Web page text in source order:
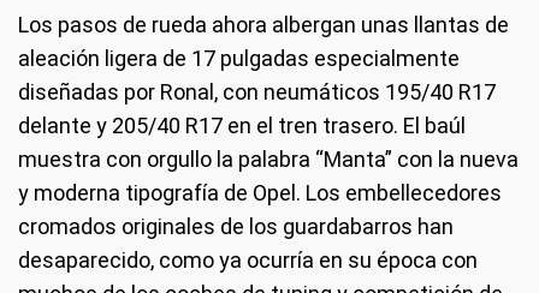
Los pasos de rueda ahora albergan unas llantas de
aleación ligera de 17 pulgadas especialmente
diseñadas por Ronal, con neumáticos 195/40 R17
delante y 205/40 R17 en el tren trasero. El baúl
muestra con orgullo la palabra “Manta” con la nueva
y moderna tipografía de Opel. Los embellecedores
cromados originales de los guardabarros han
desaparecido, como ya ocurría en su época con